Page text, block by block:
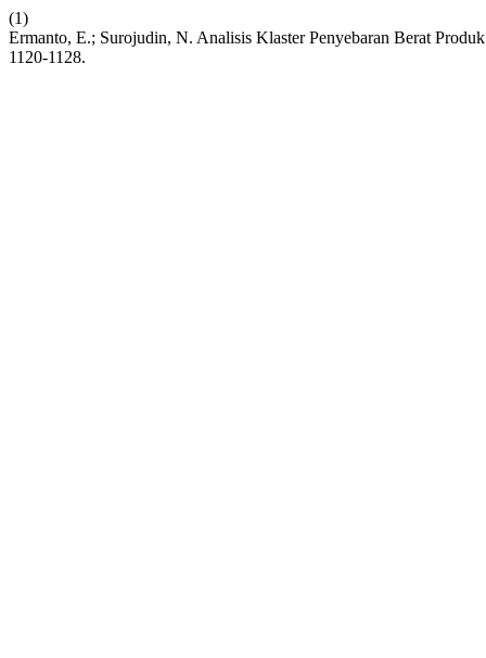
(1)
Ermanto, E.; Surojudin, N. Analisis Klaster Penyebaran Berat
1120-1128.